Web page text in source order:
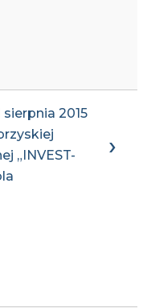
sierpnia 2015
„INVEST-